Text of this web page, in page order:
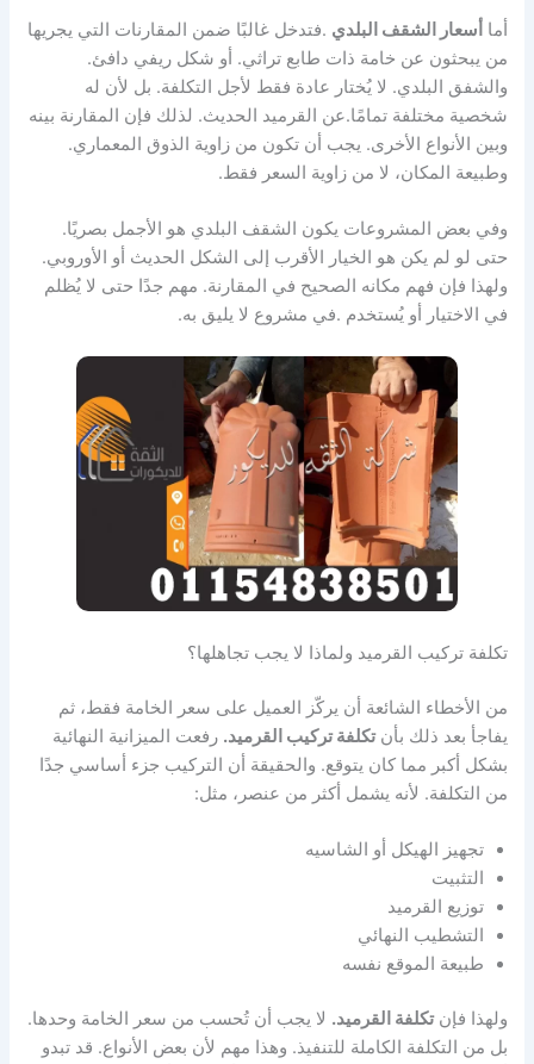
أما أسعار الشقف البلدي .فتدخل غالبًا ضمن المقارنات التي يجريها
من يبحثون عن خامة ذات طابع تراثي. أو شكل ريفي دافئ.
والشفق البلدي. لا يُختار عادة فقط لأجل التكلفة. بل لأن له
شخصية مختلفة تمامًا.عن القرميد الحديث. لذلك فإن المقارنة بينه
وبين الأنواع الأخرى. يجب أن تكون من زاوية الذوق المعماري.
وطبيعة المكان، لا من زاوية السعر فقط.
وفي بعض المشروعات يكون الشقف البلدي هو الأجمل بصريًا.
حتى لو لم يكن هو الخيار الأقرب إلى الشكل الحديث أو الأوروبي.
ولهذا فإن فهم مكانه الصحيح في المقارنة. مهم جدًا حتى لا يُظلم
في الاختيار أو يُستخدم .في مشروع لا يليق به.
تكلفة تركيب القرميد ولماذا لا يجب تجاهلها؟
من الأخطاء الشائعة أن يركّز العميل على سعر الخامة فقط، ثم
يفاجأ بعد ذلك بأنتكلفة تركيب القرميد. رفعت الميزانية النهائية
بشكل أكبر مما كان يتوقع. والحقيقة أن التركيب جزء أساسي جدًا
من التكلفة. لأنه يشمل أكثر من عنصر، مثل:
تجهيز الهيكل أو الشاسيه
التثبيت
توزيع القرميد
التشطيب النهائي
طبيعة الموقع نفسه
ولهذا فإنتكلفة القرميد. لا يجب أن تُحسب من سعر الخامة وحدها.
بل من التكلفة الكاملة للتنفيذ. وهذا مهم لأن بعض الأنواع. قد تبدو